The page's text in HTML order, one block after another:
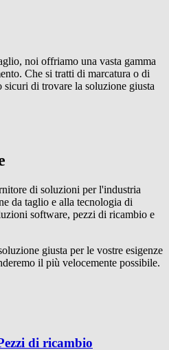
noi offriamo una vasta gamma
Che si tratti di marcatura o di
sicuri di trovare la soluzione giusta
di soluzioni per l'industria
da taglio e alla tecnologia di
software, pezzi di ricambio e
giusta per le vostre esigenze
il più velocemente possibile.
di ricambio